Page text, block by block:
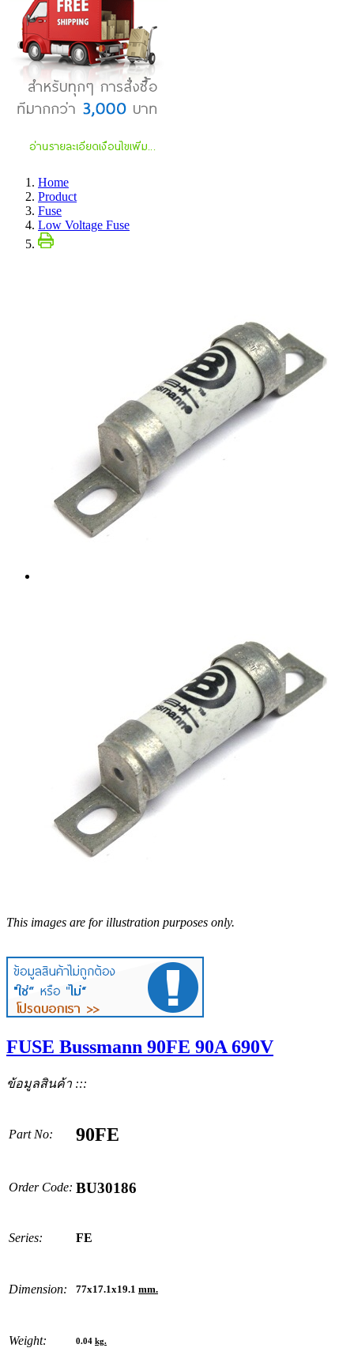
Home
Product
Fuse
Low Voltage Fuse
This images are for illustration purposes only.
FUSE Bussmann 90FE 90A 690V
ข้อมูลสินค้า :::
Part No: 90FE
Order Code: BU30186
Series: FE
Dimension: 77x17.1x19.1 mm.
Weight: 0.04 kg.